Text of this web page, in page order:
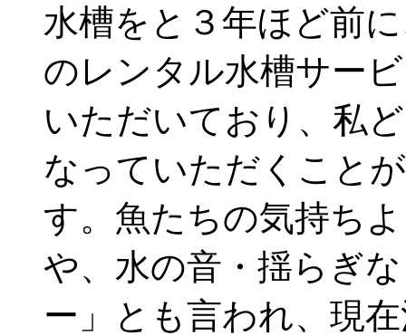
水槽をと３年ほど前
のレンタル水槽サー
いただいており、私
なっていただくこと
す。魚たちの気持ち
や、水の音・揺らぎ
ー」とも言われ、現